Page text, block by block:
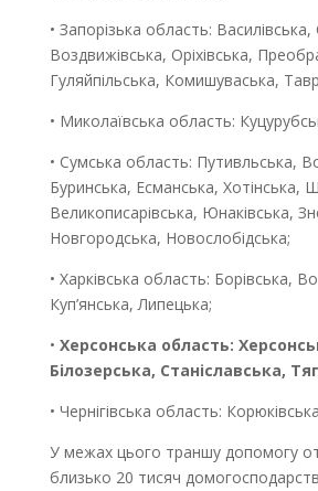
• Запорізька область: Василівська,
Воздвижівська, Оріхівська,
Гуляйпільська, Комишуваська,
• Миколаївська область:
• Сумська область: Путивльська,
Буринська, Есманська, Хотінська,
Великописарівська, Юнаківська,
Новгородська, Новослобідська;
• Харківська область: Борівська,
Куп’янська, Липецька;
• Херсонська область:
Білозерська, Станіславська,
• Чернігівська область:
У межах цього траншу допомогу
близько 20 тисяч